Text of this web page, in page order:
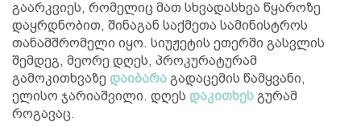
გაარკვიეს, რომელიც მათ სხვადასხვა წყაროზე
დაყრდნობით, შინაგან საქმეთა სამინისტროს
თანამშრომელი იყო. სიუჟეტის ეთერში გასვლის
შემდეგ, მეორე დღეს, პროკურატურამ
გამოკითხვაზე დაიბარა გადაცემის წამყვანი,
ელისო ჯარიაშვილი. დღეს დაკითხეს გურამ
როგავაც.